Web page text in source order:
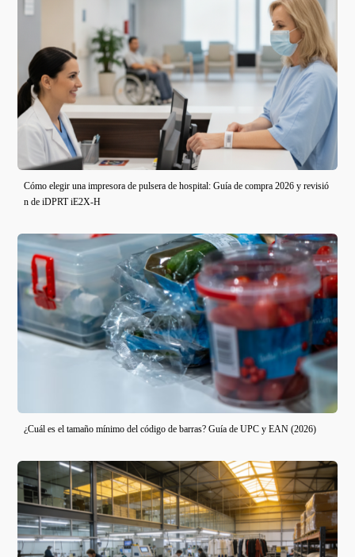
Cómo elegir una impresora de pulsera de hospital: Guía de compra 2026 y revisió
n de iDPRT iE2X-H
¿Cuál es el tamaño mínimo del código de barras? Guía de UPC y EAN (2026)